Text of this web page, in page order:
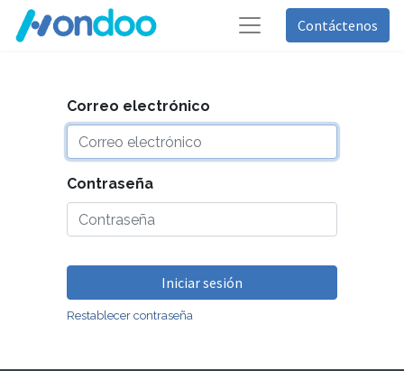
Contáctenos
Correo electrónico
Contraseña
Iniciar sesión
Restablecer contraseña